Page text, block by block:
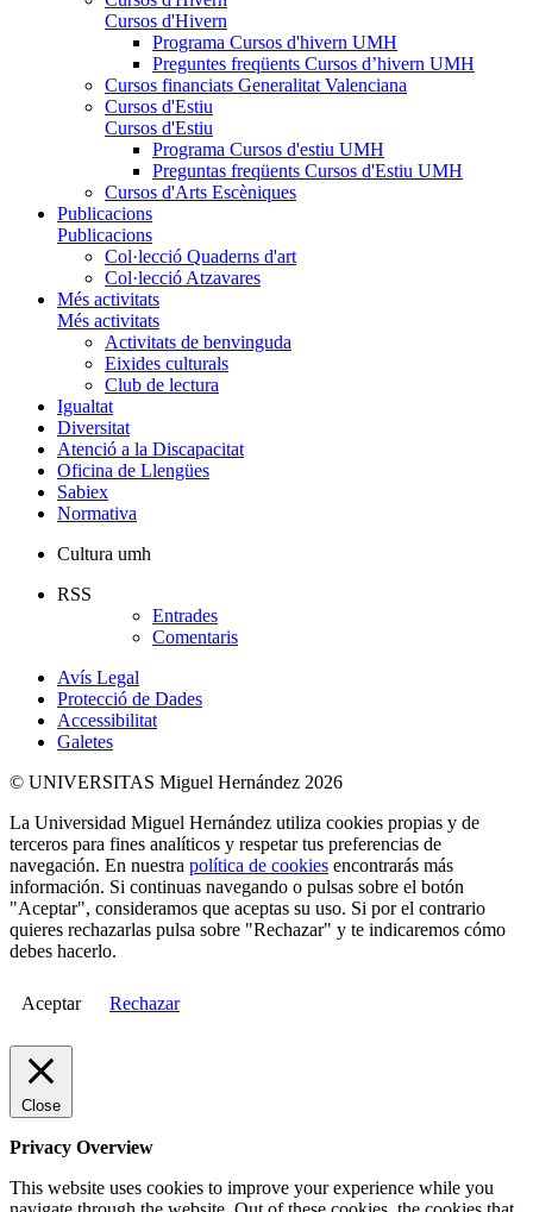
Cursos d'Hivern
Programa Cursos d'hivern UMH
Preguntes freqüents Cursos d’hivern UMH
Cursos financiats Generalitat Valenciana
Cursos d'Estiu
Cursos d'Estiu
Programa Cursos d'estiu UMH
Preguntas freqüents Cursos d'Estiu UMH
Cursos d'Arts Escèniques
Publicacions
Publicacions
Col·lecció Quaderns d'art
Col·lecció Atzavares
Més activitats
Més activitats
Activitats de benvinguda
Eixides culturals
Club de lectura
Igualtat
Diversitat
Atenció a la Discapacitat
Oficina de Llengües
Sabiex
Normativa
Cultura umh
RSS
Entrades
Comentaris
Avís Legal
Protecció de Dades
Accessibilitat
Galetes
© UNIVERSITAS Miguel Hernández 2026
La Universidad Miguel Hernández utiliza cookies propias y de
terceros para fines analíticos y respetar tus preferencias de
navegación. En nuestra política de cookies encontrarás más
información. Si continuas navegando o pulsas sobre el botón
"Aceptar", consideramos que aceptas su uso. Si por el contrario
quieres rechazarlas pulsa sobre "Rechazar" y te indicaremos cómo
debes hacerlo.
Aceptar Rechazar
Close
Privacy Overview
This website uses cookies to improve your experience while you